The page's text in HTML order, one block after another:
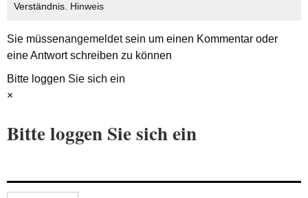
Verständnis. Hinweis
Sie müssenangemeldetsein um einen Kommentar oder
eine Antwort schreiben zu können
Bitte loggen Sie sich ein
×
Bitte loggen Sie sich ein